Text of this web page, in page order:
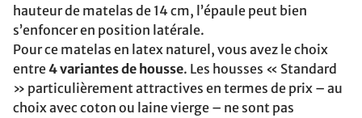
hauteur de matelas de 14 cm, l’épaule peut bien
s’enfoncer en position latérale.
Pour ce matelas en latex naturel, vous avez le choix
entre4 variantes de housse. Les housses « Standard
» particulièrement attractives en termes de prix – au
choix avec coton ou laine vierge – ne sont pas